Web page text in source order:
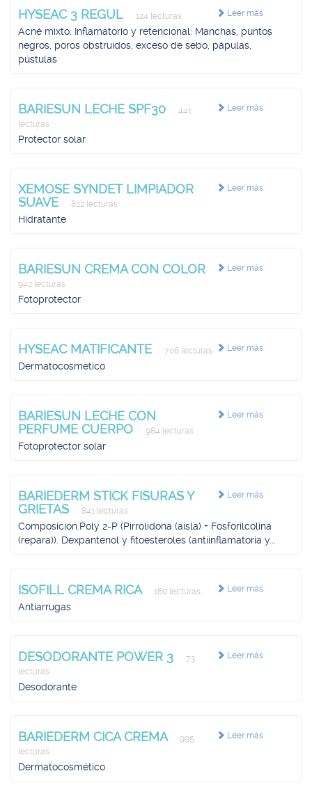
Leer más
HYSEAC 3 REGUL 124 lecturas
Acné mixto: Inflamatorio y retencional: Manchas, puntos
negros, poros obstruidos, exceso de sebo, pápulas,
pústulas
Leer más
BARIESUN LECHE SPF30
441
lecturas
Protector solar
Leer más
XEMOSE SYNDET LIMPIADOR
SUAVE
822 lecturas
Hidratante
Leer más
BARIESUN CREMA CON COLOR
942 lecturas
Fotoprotector
Leer más
HYSEAC MATIFICANTE 706 lecturas
Dermatocosmético
Leer más
BARIESUN LECHE CON
PERFUME CUERPO
984 lecturas
Fotoprotector solar
Leer más
BARIEDERM STICK FISURAS Y
GRIETAS
841 lecturas
Composición.Poly 2-P (Pirrolidona (aisla) + Fosforilcolina
(repara)). Dexpantenol y fitoesteroles (antiinflamatoria y...
Leer más
ISOFILL CREMA RICA 160 lecturas
Antiarrugas
Leer más
DESODORANTE POWER 3
73
lecturas
Desodorante
Leer más
BARIEDERM CICA CREMA
995
lecturas
Dermatocosmético